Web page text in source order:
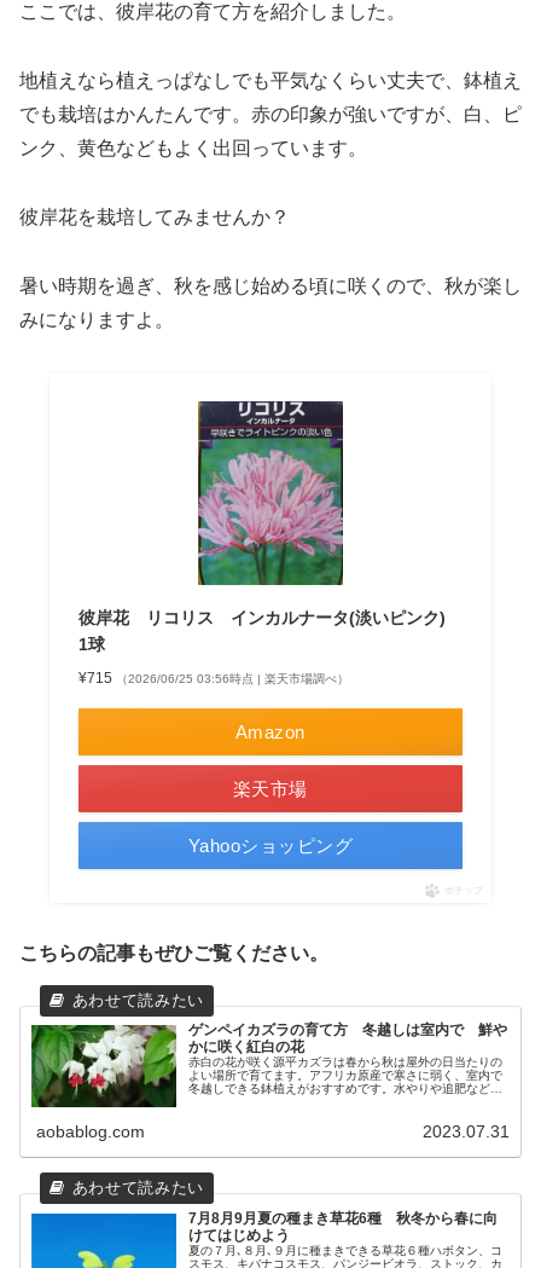
ここでは、彼岸花の育て方を紹介しました。
地植えなら植えっぱなしでも平気なくらい丈夫で、鉢植え
でも栽培はかんたんです。赤の印象が強いですが、白、ピ
ンク、黄色などもよく出回っています。
彼岸花を栽培してみませんか？
暑い時期を過ぎ、秋を感じ始める頃に咲くので、秋が楽し
みになりますよ。
彼岸花 リコリス インカルナータ(淡いピンク)
1球
¥715 （2026/06/25 03:56時点 | 楽天市場調べ）
Amazon
楽天市場
Yahooショッピング
ポチップ
こちらの記事もぜひご覧ください。
ゲンペイカズラの育て方 冬越しは室内で 鮮や
かに咲く紅白の花
赤白の花が咲く源平カズラは春から秋は屋外の日当たりの
よい場所で育てます。アフリカ原産で寒さに弱く、室内で
冬越しできる鉢植えがおすすめです。水やりや追肥など普
aobablog.com 2023.07.31
7月8月9月夏の種まき草花6種 秋冬から春に向
けてはじめよう
夏の７月､８月､９月に種まきできる草花６種ハボタン、コ
スモス、キバナコスモス、パンジービオラ、ストック、カ